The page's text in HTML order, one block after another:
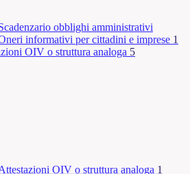
obblighi amministrativi
informativi per cittadini e imprese 1
OIV o struttura analoga 5
OIV o struttura analoga 1